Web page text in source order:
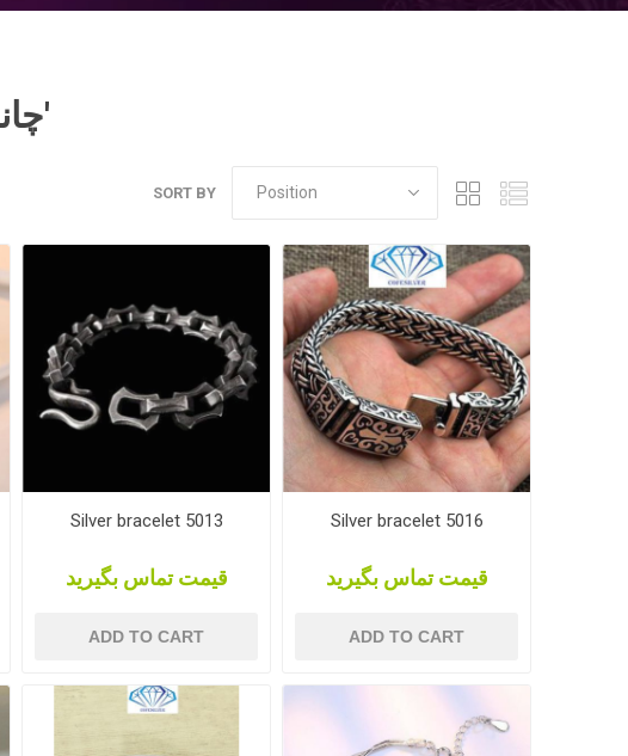
Products tagged with 'چاندی کا کڑا'
SORT BY
Silver bracelet 5013
قیمت تماس بگیرید
ADD TO CART
Silver bracelet 5016
قیمت تماس بگیرید
ADD TO CART